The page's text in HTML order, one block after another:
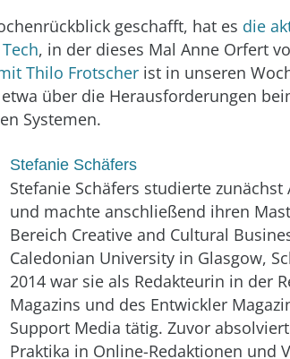
geschafft, hat es die
, in der dieses Mal Anne Orfert
Thilo Frotscher ist in unseren
über die Herausforderungen
Systemen.
Stefanie Schäfers
Stefanie Schäfers studierte
und machte anschließend ihren
Bereich Creative and Cultural
Caledonian University in Glasgow,
2014 war sie als Redakteurin in der
Magazins und des Entwickler
Support Media tätig. Zuvor
Praktika in Online-Redaktionen und